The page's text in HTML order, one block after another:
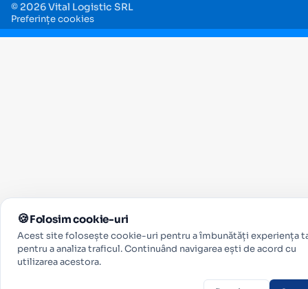
© 2026 Vital Logistic SRL
Preferințe cookies
Folosim cookie-uri
Acest site folosește cookie-uri pentru a îmbunătăți experiența
pentru a analiza traficul. Continuând navigarea ești de acord cu
utilizarea acestora.